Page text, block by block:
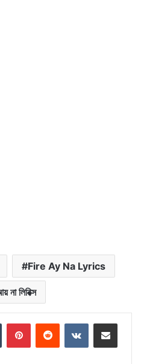
Fire Ay Na Lyrics
না লিরিক্স
Tumblr PinterestReddit VKontakteShare via Email